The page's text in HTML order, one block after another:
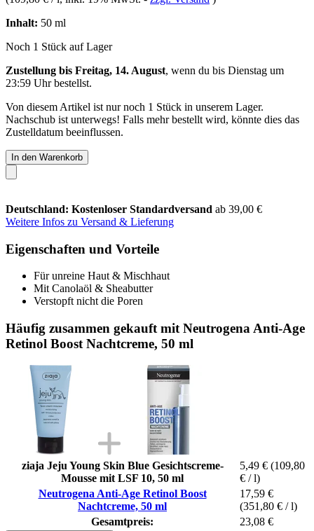
Inhalt: 50 ml
Noch 1 Stück auf Lager
Zustellung bis Freitag, 14. August, wenn du bis Dienstag um
23:59 Uhrbestellst.
Von diesem Artikel ist nur noch 1 Stück in unserem Lager.
Nachschub ist unterwegs! Falls mehr bestellt wird, könnte dies das
Zustelldatum beeinflussen.
In den Warenkorb
Deutschland: Kostenloser Standardversand ab 39,00 €
Weitere Infos zu Versand & Lieferung
Eigenschaften und Vorteile
Für unreine Haut & Mischhaut
Mit Canolaöl & Sheabutter
Verstopft nicht die Poren
Häufig zusammen gekauft mit Neutrogena Anti-Age
Retinol Boost Nachtcreme, 50 ml
ziaja Jeju Young Skin Blue Gesichtscreme-
Mousse mit LSF 10, 50 ml
5,49 € (109,80
€ / l)
Neutrogena Anti-Age Retinol Boost
Nachtcreme, 50 ml
17,59 €
(351,80 € / l)
Gesamtpreis:
23,08 €